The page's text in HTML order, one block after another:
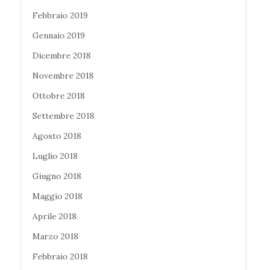
Febbraio 2019
Gennaio 2019
Dicembre 2018
Novembre 2018
Ottobre 2018
Settembre 2018
Agosto 2018
Luglio 2018
Giugno 2018
Maggio 2018
Aprile 2018
Marzo 2018
Febbraio 2018